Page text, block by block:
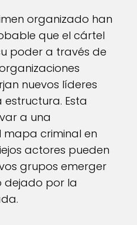
organizado han
que el cártel
poder a través de
nuevos líderes
Esta
a una
criminal en
actores pueden
grupos emerger
dejado por la